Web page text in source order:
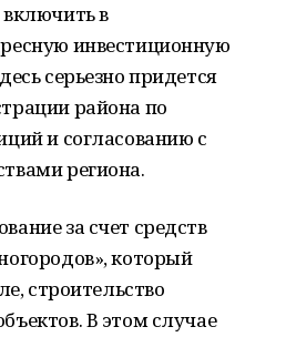
в
инвестиционную
серьезно придется
района по
и согласованию с
региона.
за счет средств
который
строительство
В этом случае